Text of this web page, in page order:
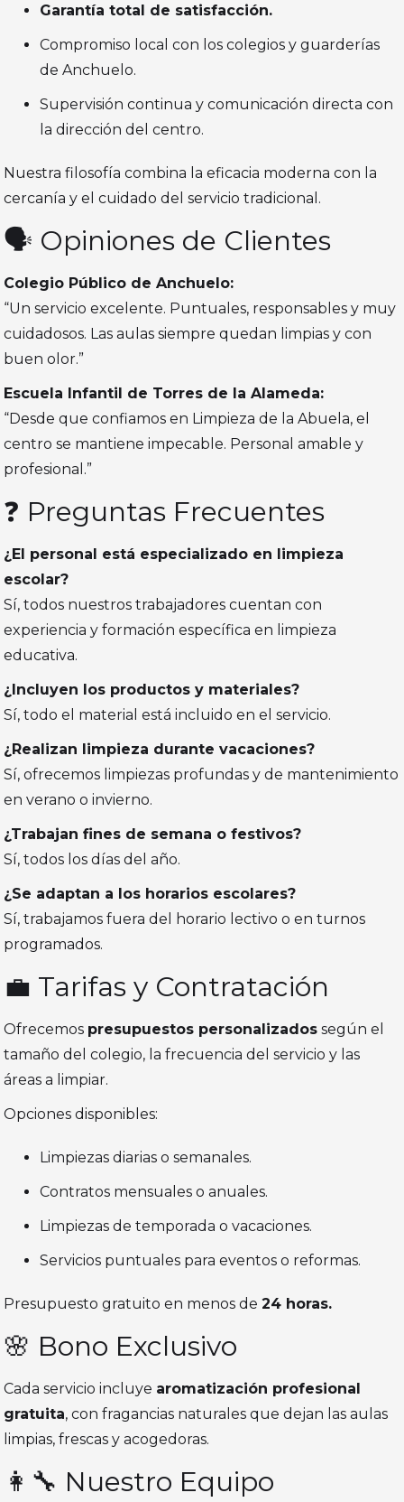
Garantía total de satisfacción.
Compromiso local con los colegios y guarderías
de Anchuelo.
Supervisión continua y comunicación directa con
la dirección del centro.
Nuestra filosofía combina la eficacia moderna con la
cercanía y el cuidado del servicio tradicional.
🗣️ Opiniones de Clientes
Colegio Público de Anchuelo:
“Un servicio excelente. Puntuales, responsables y muy
cuidadosos. Las aulas siempre quedan limpias y con
buen olor.”
Escuela Infantil de Torres de la Alameda:
“Desde que confiamos en Limpieza de la Abuela, el
centro se mantiene impecable. Personal amable y
profesional.”
❓ Preguntas Frecuentes
¿El personal está especializado en limpieza
escolar?
Sí, todos nuestros trabajadores cuentan con
experiencia y formación específica en limpieza
educativa.
¿Incluyen los productos y materiales?
Sí, todo el material está incluido en el servicio.
¿Realizan limpieza durante vacaciones?
Sí, ofrecemos limpiezas profundas y de mantenimiento
en verano o invierno.
¿Trabajan fines de semana o festivos?
Sí, todos los días del año.
¿Se adaptan a los horarios escolares?
Sí, trabajamos fuera del horario lectivo o en turnos
programados.
💼 Tarifas y Contratación
Ofrecemos presupuestos personalizados según el
tamaño del colegio, la frecuencia del servicio y las
áreas a limpiar.
Opciones disponibles:
Limpiezas diarias o semanales.
Contratos mensuales o anuales.
Limpiezas de temporada o vacaciones.
Servicios puntuales para eventos o reformas.
Presupuesto gratuito en menos de24 horas.
🌸 Bono Exclusivo
Cada servicio incluye aromatización profesional
gratuita, con fragancias naturales que dejan las aulas
limpias, frescas y acogedoras.
👩‍🔧 Nuestro Equipo